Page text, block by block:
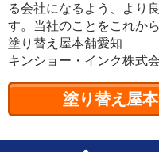
る会社になるよう、より
す。当社のことをこれか
塗り替え屋本舗愛知
キンショー・インク株式
塗り替え屋